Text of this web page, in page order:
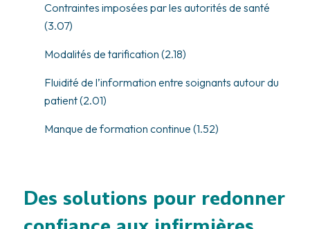
Contraintes imposées par les autorités de santé
(3.07)
Modalités de tarification (2.18)
Fluidité de l’information entre soignants autour du
patient (2.01)
Manque de formation continue (1.52)
Des solutions pour redonner